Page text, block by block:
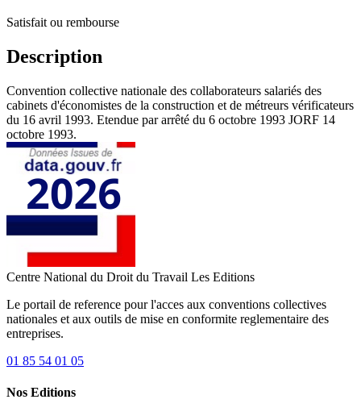
Satisfait ou rembourse
Description
Convention collective nationale des collaborateurs salariés des
cabinets d'économistes de la construction et de métreurs vérificateurs
du 16 avril 1993. Etendue par arrêté du 6 octobre 1993 JORF 14
octobre 1993.
Centre National du Droit du Travail Les Editions
Le portail de reference pour l'acces aux conventions collectives
nationales et aux outils de mise en conformite reglementaire des
entreprises.
01 85 54 01 05
Nos Editions